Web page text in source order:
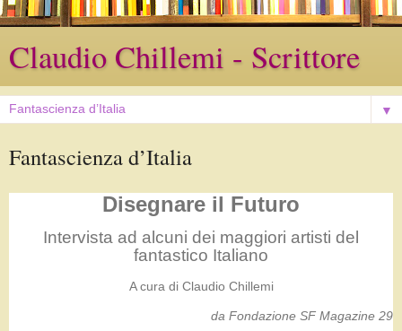
Claudio Chillemi - Scrittore
▼
Fantascienza d’Italia
Disegnare il Futuro
Intervista ad alcuni dei maggiori artisti del
fantastico Italiano
A cura di Claudio Chillemi
da Fondazione SF Magazine 29